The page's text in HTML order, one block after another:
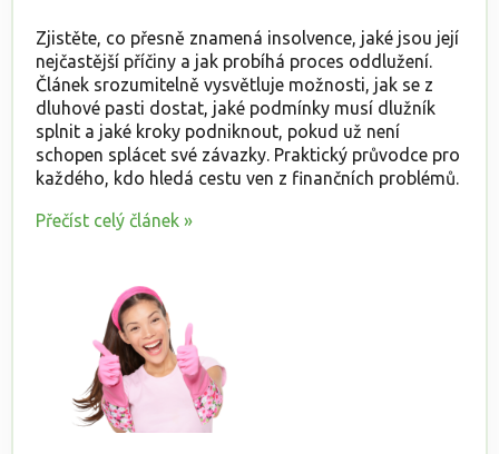
Zjistěte, co přesně znamená insolvence, jaké jsou její
nejčastější příčiny a jak probíhá proces oddlužení.
Článek srozumitelně vysvětluje možnosti, jak se z
dluhové pasti dostat, jaké podmínky musí dlužník
splnit a jaké kroky podniknout, pokud už není
schopen splácet své závazky. Praktický průvodce pro
každého, kdo hledá cestu ven z finančních problémů.
Přečíst celý článek »